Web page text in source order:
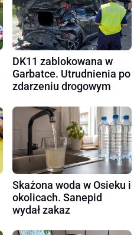
DK11 zablokowana w
Garbatce. Utrudnienia po
zdarzeniu drogowym
Skażona woda w Osieku i
okolicach. Sanepid
wydał zakaz